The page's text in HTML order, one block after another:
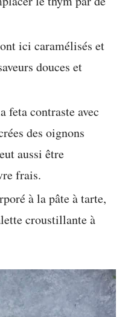
ici caramélisés et
douces et
feta contraste avec
des oignons
aussi être
frais.
à la pâte à tarte,
croustillante à